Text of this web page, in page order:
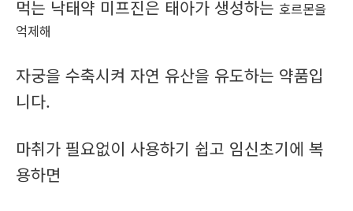
먹는 낙태약 미프진은 태아가 생성하는 호르몬을
억제해
자궁을 수축시켜 자연 유산을 유도하는 약품입
니다.
마취가 필요없이 사용하기 쉽고 임신초기에 복
용하면